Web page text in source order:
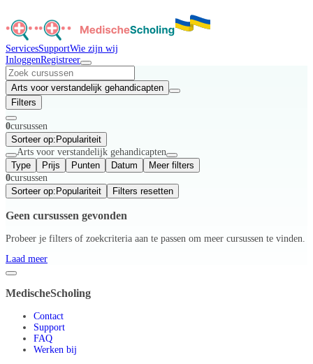
ServicesSupportWie zijn wij
InloggenRegistreer
Arts voor verstandelijk gehandicapten
Filters
0cursussen
Sorteer op: Populariteit
Arts voor verstandelijk gehandicapten
Type
Prijs Punten Datum
Meer filters
0cursussen
Sorteer op: Populariteit Filters resetten
Geen cursussen gevonden
Probeer je filters of zoekcriteria aan te passen om meer cursussen te vinden.
Laad meer
MedischeScholing
Contact
Support
FAQ
Werken bij